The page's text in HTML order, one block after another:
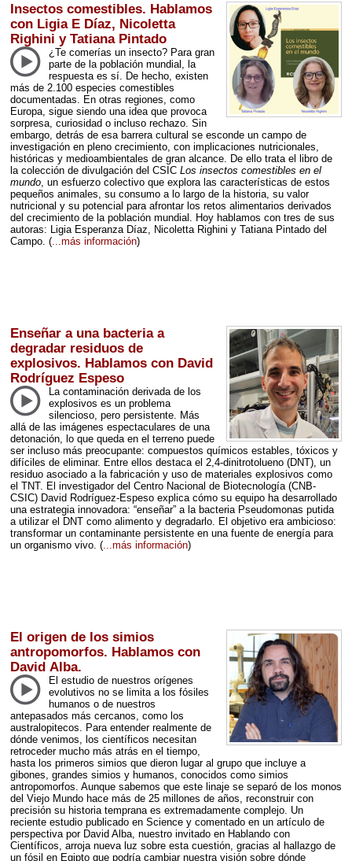
Insectos comestibles. Hablamos
con Ligia E Díaz, Nicoletta
Righini y Tatiana Pintado
¿Te comerías un insecto? Para gran
parte de la población mundial, la
respuesta es sí. De hecho, existen
más de 2.100 especies comestibles
documentadas. En otras regiones, como
Europa, sigue siendo una idea que provoca
sorpresa, curiosidad o incluso rechazo. Sin
embargo, detrás de esa barrera cultural se esconde un campo de
investigación en pleno crecimiento, con implicaciones nutricionales,
históricas y medioambientales de gran alcance. De ello trata el libro de
la colección de divulgación del CSIC Los insectos comestibles en el
mundo, un esfuerzo colectivo que explora las características de estos
pequeños animales, su consumo a lo largo de la historia, su valor
nutricional y su potencial para afrontar los retos alimentarios derivados
del crecimiento de la población mundial. Hoy hablamos con tres de sus
autoras: Ligia Esperanza Díaz, Nicoletta Righini y Tatiana Pintado del
Campo. (...más información)
Enseñar a una bacteria a
degradar residuos de
explosivos. Hablamos con David
Rodríguez Espeso
La contaminación derivada de los
explosivos es un problema
silencioso, pero persistente. Más
allá de las imágenes espectaculares de una
detonación, lo que queda en el terreno puede
ser incluso más preocupante: compuestos químicos estables, tóxicos y
difíciles de eliminar. Entre ellos destaca el 2,4-dinitrotolueno (DNT), un
residuo asociado a la fabricación y uso de materiales explosivos como
el TNT. El investigador del Centro Nacional de Biotecnología (CNB-
CSIC) David Rodríguez-Espeso explica cómo su equipo ha desarrollado
una estrategia innovadora: “enseñar” a la bacteria Pseudomonas putida
a utilizar el DNTcomo alimento y degradarlo. El objetivo era ambicioso:
transformar un contaminante persistente en una fuente de energía para
un organismo vivo. (...más información)
El origen de los simios
antropomorfos. Hablamos con
David Alba.
El estudio de nuestros orígenes
evolutivos no se limita a los fósiles
humanos o de nuestros
antepasados más cercanos, como los
australopitecos. Para entender realmente de
dónde venimos, los científicos necesitan
retroceder mucho más atrás en el tiempo,
hasta los primeros simios que dieron lugar al grupo que incluye a
gibones, grandes simios y humanos, conocidos como simios
antropomorfos. Aunque sabemos que este linaje se separó de los monos
del Viejo Mundo hace más de 25 millones de años, reconstruir con
precisión su historia temprana es extremadamente complejo. Un
reciente estudio publicado en Science y comentado en un artículo de
perspectiva por David Alba, nuestro invitado en Hablando con
Científicos, arroja nueva luz sobre esta cuestión, gracias al hallazgo de
un fósil en Egipto que podría cambiar nuestra visión sobre dónde